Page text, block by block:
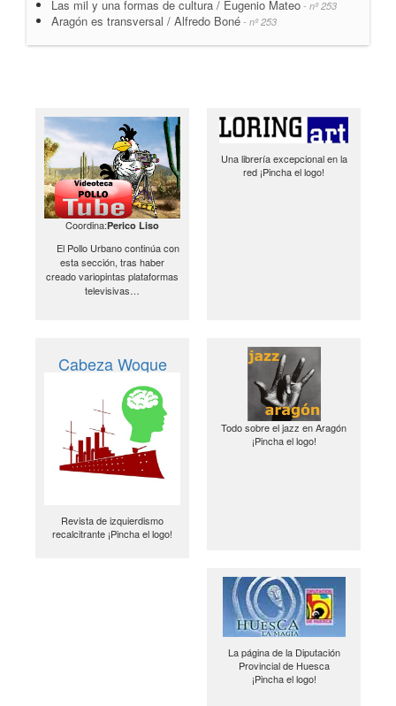
Las mil y una formas de cultura / Eugenio Mateo - nº 253
Aragón es transversal / Alfredo Boné - nº 253
Coordina:Perico Liso
El Pollo Urbano continúa con
esta sección, tras haber
creado variopintas plataformas
televisivas…
Una librería excepcional en la
red ¡Pincha el logo!
Cabeza Woque
Revista de izquierdismo
recalcitrante ¡Pincha el logo!
Todo sobre el jazz en Aragón
¡Pincha el logo!
La página de la Diputación
Provincial de Huesca
¡Pincha el logo!